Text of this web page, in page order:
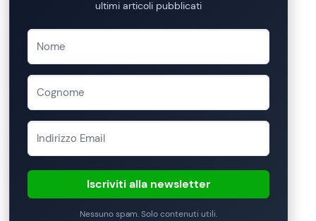
ultimi articoli pubblicati
Iscriviti alla newsletter
Nessuno spam. Solo contenuti utili.